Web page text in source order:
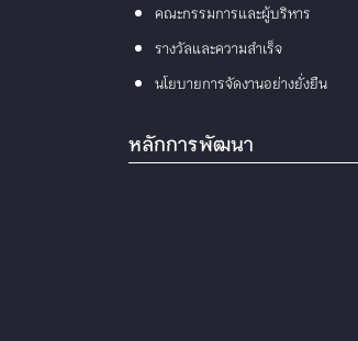
คณะกรรมการและผู้บริหาร
รางวัลและความสำเร็จ
นโยบายการจัดงานอย่างยั่งยืน
หลักการพัฒนา